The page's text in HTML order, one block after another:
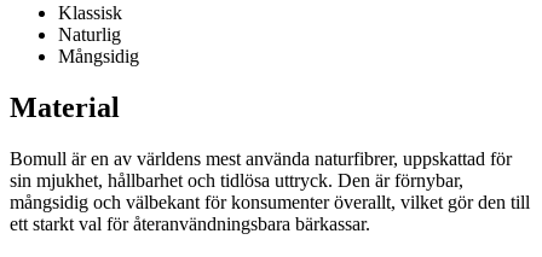
Klassisk
Naturlig
Mångsidig
Material
Bomull är en av världens mest använda naturfibrer, uppskattad för
sin mjukhet, hållbarhet och tidlösa uttryck. Den är förnybar,
mångsidig och välbekant för konsumenter överallt, vilket gör den till
ett starkt val för återanvändningsbara bärkassar.